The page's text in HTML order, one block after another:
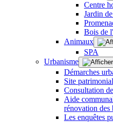
Centre
Jardin
Bois de
Animaux
SPA
Urbanisme
Démarches
Site
Consultation
Aide
rénovation des
Les enquêtes